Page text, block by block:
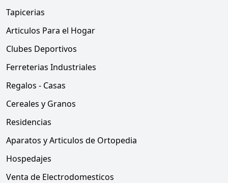
Tapicerias
Articulos Para el Hogar
Clubes Deportivos
Ferreterias Industriales
Regalos - Casas
Cereales y Granos
Residencias
Aparatos y Articulos de Ortopedia
Hospedajes
Venta de Electrodomesticos